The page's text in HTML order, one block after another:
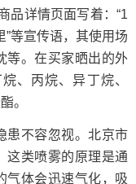
详情页面写着：“1
”等宣传语，其使用场
等。在买家晒出的外
、丙烷、异丁烷、
。
不容忽视。北京市
这类喷雾的原理是通
气体会迅速气化，吸